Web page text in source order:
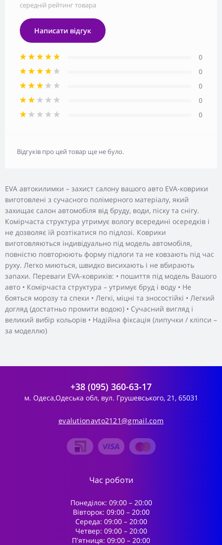
EVA автокилимки – захист салону вашого авто EVA-коврики
виготовлені з сучасного полімерного матеріалу, який
захищає салон автомобіля від бруду, води, піску та снігу.
Комірчаста структура утримує вологу всередині осередків і
не дозволяє їй розтікатися по підлозі. Коврики
виготовляються індивідуально під модель автомобіля,
повністю повторюють форму підлоги та не ковзають під час
руху. Легко миються, швидко висихають і не вбирають
запахи. Переваги EVA-ковриків: • пошиття під модель Вашого
авто • Комірчаста структура – утримує бруд і воду • Не
бояться морозу та спеки • Легкі, міцні та зносостійкі • Легкий
догляд (достатньо промити водою) • Сучасний вигляд і
великий вибір кольорів • Надійна фіксація (липучки / кліпси –
за моделлю)
середній рейтинг товара
Написати відгук
0
0
0
0
0
Відгуків про цей товар ще не було.
+38 (095) 360-63-17
м. Одеса,Одеська обл, вул. Грушевського, 21, 65031
evalutionavto2121@gmail.com
Час роботи
Понеділок: 09:00 – 20:00
Вівторок: 09:00 – 20:00
Середа: 09:00 – 20:00
Четвер: 09:00 – 20:00
Пʼятниця: 09:00 – 20:00